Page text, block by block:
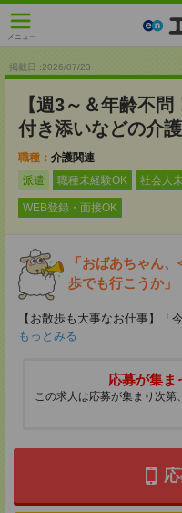
メニュー
掲載日 :2026/07/23
【週3～＆年齢不
付き添いなどの介護
職種： 介護関連
派遣
職種未経験OK 社会人
WEB登録・面接OK
「おばあちゃん
歩でも行こうか」
【お散歩も大事なお仕事】「
もっとみる
応募が集ま
この求人は応募が集まり次第